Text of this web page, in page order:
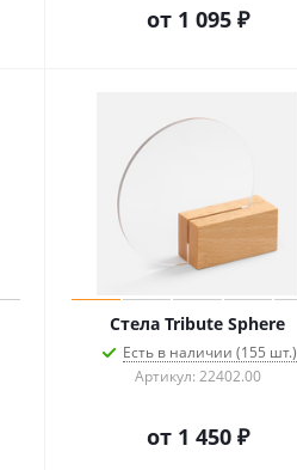
от 1 095 ₽
Стела Tribute Sphere
Есть в наличии (155 шт.)
Артикул: 22402.00
от 1 450 ₽